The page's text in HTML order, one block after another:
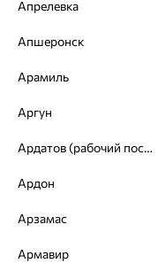
Похожие изделия
Апрелевка
Апшеронск
Арамиль
Аргун
Ардатов (рабочий поселок)
Ардон
Арзамас
Армавир